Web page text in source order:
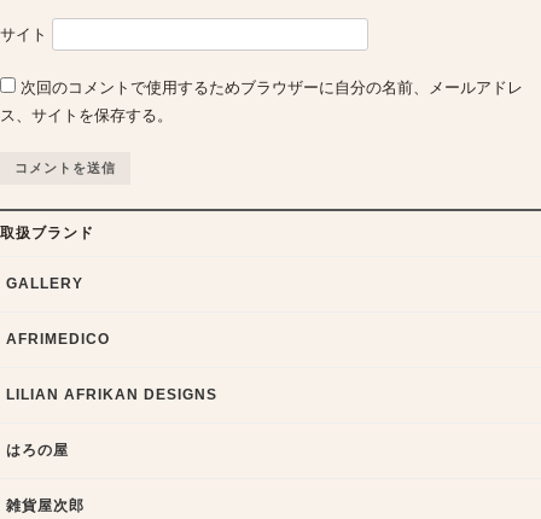
サイト
次回のコメントで使用するためブラウザーに自分の名前、メールアドレ
ス、サイトを保存する。
取扱ブランド
GALLERY
AFRIMEDICO
LILIAN AFRIKAN DESIGNS
はろの屋
雑貨屋次郎